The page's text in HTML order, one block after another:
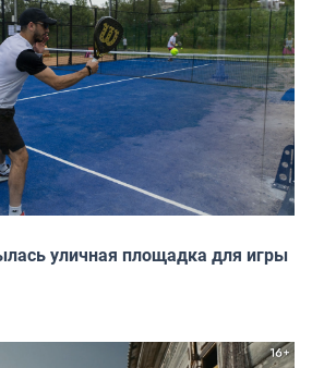
уличная площадка для игры